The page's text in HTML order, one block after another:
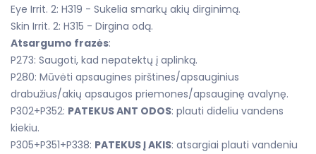
Eye Irrit. 2: H319 - Sukelia smarkų akių dirginimą.
Skin Irrit. 2: H315 - Dirgina odą.
Atsargumo frazės:
P273: Saugoti, kad nepatektų į aplinką.
P280: Mūvėti apsaugines pirštines/apsauginius
drabužius/akių apsaugos priemones/apsauginę avalynę.
P302+P352: PATEKUS ANT ODOS: plauti dideliu vandens
kiekiu.
P305+P351+P338: PATEKUS Į AKIS: atsargiai plauti vandeniu